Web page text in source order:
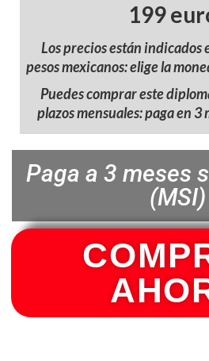
199
Los precios están indicados
pesos mexicanos: elige la
Puedes comprar este
plazos mensuales: paga en 3
Paga a 3 meses
(MSI)